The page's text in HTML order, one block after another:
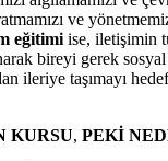
ve
eğitimi ise, iletişimin
bireyi gerek
ileriye taşımayı
KURSU, PEKİ